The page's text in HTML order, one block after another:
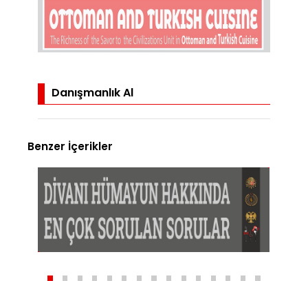
Danışmanlık Al
Benzer İçerikler